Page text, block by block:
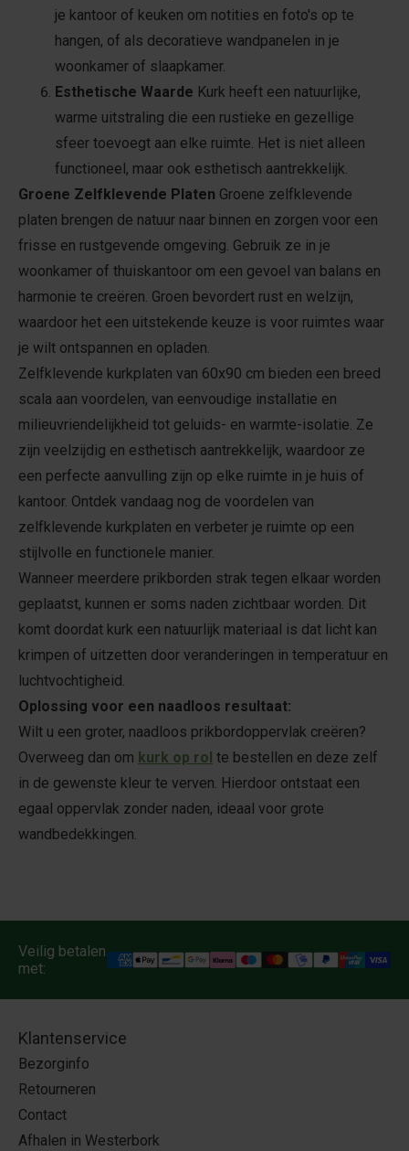
je kantoor of keuken om notities en foto's op te
hangen, of als decoratieve wandpanelen in je
woonkamer of slaapkamer.
Esthetische Waarde Kurk heeft een natuurlijke,
warme uitstraling die een rustieke en gezellige
sfeer toevoegt aan elke ruimte. Het is niet alleen
functioneel, maar ook esthetisch aantrekkelijk.
Groene Zelfklevende Platen Groene zelfklevende
platen brengen de natuur naar binnen en zorgen voor een
frisse en rustgevende omgeving. Gebruik ze in je
woonkamer of thuiskantoor om een gevoel van balans en
harmonie te creëren. Groen bevordert rust en welzijn,
waardoor het een uitstekende keuze is voor ruimtes waar
je wilt ontspannen en opladen.
Zelfklevende kurkplaten van 60x90 cm bieden een breed
scala aan voordelen, van eenvoudige installatie en
milieuvriendelijkheid tot geluids- en warmte-isolatie. Ze
zijn veelzijdig en esthetisch aantrekkelijk, waardoor ze
een perfecte aanvulling zijn op elke ruimte in je huis of
kantoor. Ontdek vandaag nog de voordelen van
zelfklevende kurkplaten en verbeter je ruimte op een
stijlvolle en functionele manier.
Wanneer meerdere prikborden strak tegen elkaar worden
geplaatst, kunnen er soms naden zichtbaar worden. Dit
komt doordat kurk een natuurlijk materiaal is dat licht kan
krimpen of uitzetten door veranderingen in temperatuur en
luchtvochtigheid.
Oplossing voor een naadloos resultaat:
Wilt u een groter, naadloos prikbordoppervlak creëren?
Overweeg dan om kurk op rol te bestellen en deze zelf
in de gewenste kleur te verven. Hierdoor ontstaat een
egaal oppervlak zonder naden, ideaal voor grote
wandbedekkingen.
Veilig betalen
met:
Klantenservice
Bezorginfo
Retourneren
Contact
Afhalen in Westerbork